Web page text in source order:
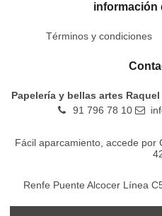
información
Términos y condiciones
Papelería y bellas artes Raquel
91 796 78 10
Fácil aparcamiento, accede por
Renfe Puente Alcocer Línea